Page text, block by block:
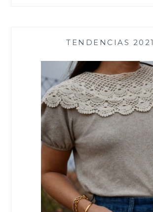
TENDENCIAS 2021